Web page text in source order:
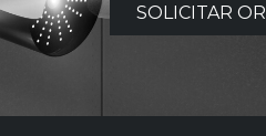
SOLICITAR